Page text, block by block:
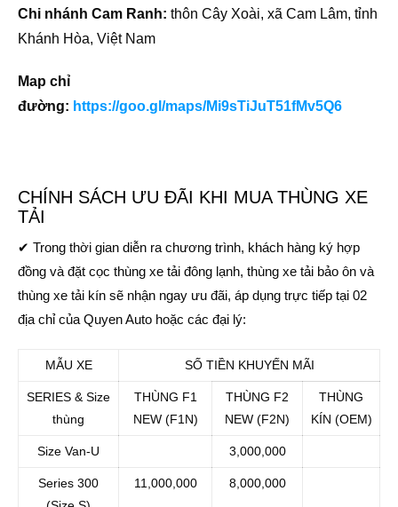
Chi nhánh Cam Ranh: thôn Cây Xoài, xã Cam Lâm, tỉnh
Khánh Hòa, Việt Nam
Map chỉ
đường: https://goo.gl/maps/Mi9sTiJuT51fMv5Q6
CHÍNH SÁCH ƯU ĐÃI KHI MUA THÙNG XE
TẢI
✔ Trong thời gian diễn ra chương trình, khách hàng ký hợp
đồng và đặt cọc thùng xe tải đông lạnh, thùng xe tải bảo ôn và
thùng xe tải kín sẽ nhận ngay ưu đãi, áp dụng trực tiếp tại 02
địa chỉ của Quyen Auto hoặc các đại lý:
MẪU XE SỐ TIỀN KHUYẾN MÃI
SERIES & Size
thùng
THÙNG F1
NEW (F1N)
THÙNG F2
NEW (F2N)
THÙNG
KÍN (OEM)
Size Van-U 3,000,000
Series 300
11,000,000 8,000,000